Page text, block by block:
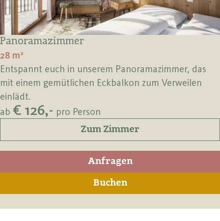
Panoramazimmer
28 m²
Entspannt euch in unserem Panoramazimmer, das
mit einem gemütlichen Eckbalkon zum Verweilen
einlädt.
ab € 126,- pro Person
Zum Zimmer
Anfragen
Buchen